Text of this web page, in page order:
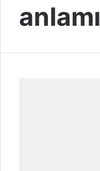
anlamı